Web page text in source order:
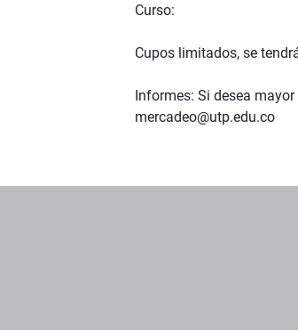
Curso:
Cupos limitados, se
Informes: Si desea
mercadeo@utp.edu.co